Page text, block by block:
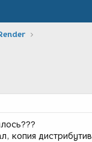
копия